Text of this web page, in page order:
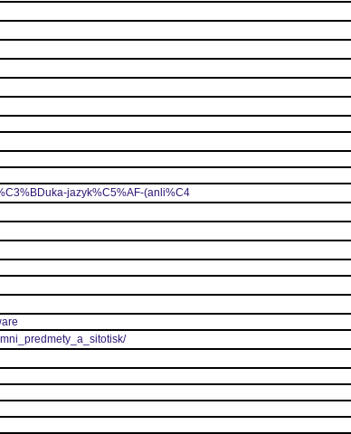
jazyk%C5%AF-(anli%C4